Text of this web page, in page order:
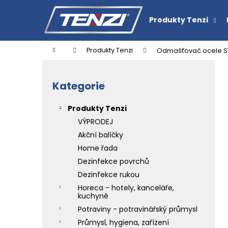
Produkty Tenzi
Domů Produkty Tenzi Odmašťovač ocele
Přeskočit
kategorie
Kategorie
Produkty Tenzi
VÝPRODEJ
Akční balíčky
Home řada
Dezinfekce povrchů
Dezinfekce rukou
Horeca - hotely, kanceláře,
kuchyně
Potraviny - potravinářský průmysl
Průmysl, hygiena, zařízení
í
Zpět
do
Zpět
do
ČISTIČ TENZI DETAILER BLEEDING RIM
CHERRY
151,30 Kč